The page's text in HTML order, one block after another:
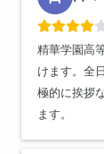
精華学園高
けます。全
極的に挨拶
ます。